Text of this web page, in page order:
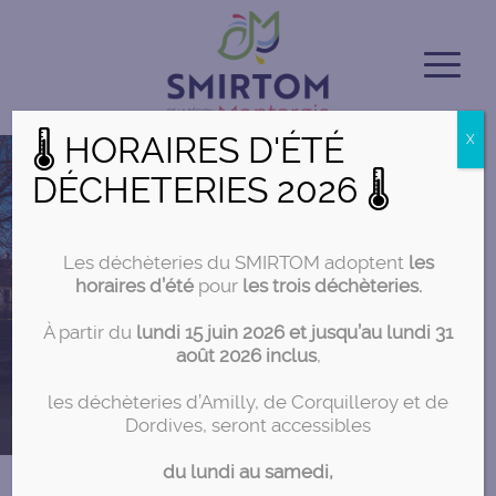
🌡 HORAIRES D'ÉTÉ
DÉCHETERIES 2026 🌡
Les déchèteries du SMIRTOM adoptent les
horaires d’étépour les trois déchèteries.
À partir du lundi 15 juin 2026 et jusqu’au lundi 31
août 2026 inclus,
les déchèteries d’Amilly, de Corquilleroy et de
Dordives, seront accessibles
du lundi au samedi,
X